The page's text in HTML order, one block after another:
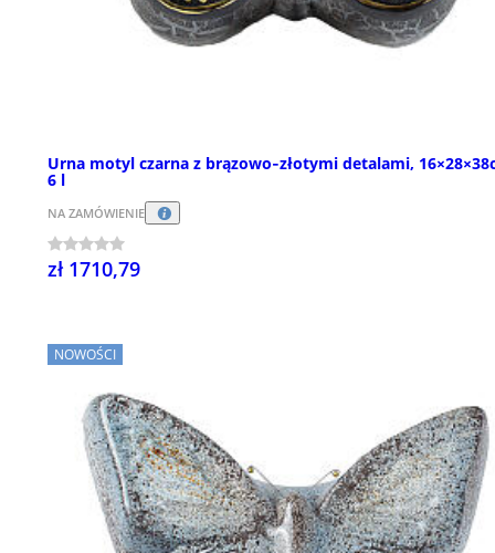
Urna motyl czarna z brązowo‑złotymi detalami,
6 l
NA ZAMÓWIENIE
zł 1710,79
NOWOŚCI